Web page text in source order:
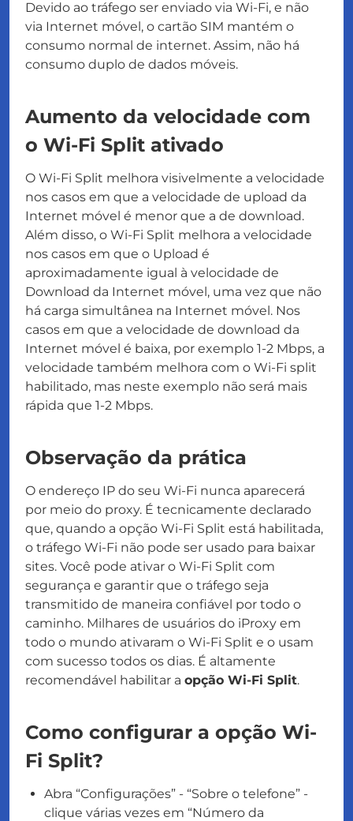
Devido ao tráfego ser enviado via Wi-Fi, e não
via Internet móvel, o cartão SIM mantém o
consumo normal de internet. Assim, não há
consumo duplo de dados móveis.
Aumento da velocidade com
o Wi-Fi Split ativado
O Wi-Fi Split melhora visivelmente a velocidade
nos casos em que a velocidade de upload da
Internet móvel é menor que a de download.
Além disso, o Wi-Fi Split melhora a velocidade
nos casos em que o Upload é
aproximadamente igual à velocidade de
Download da Internet móvel, uma vez que não
há carga simultânea na Internet móvel. Nos
casos em que a velocidade de download da
Internet móvel é baixa, por exemplo 1-2 Mbps, a
velocidade também melhora com o Wi-Fi split
habilitado, mas neste exemplo não será mais
rápida que 1-2 Mbps.
Observação da prática
O endereço IP do seu Wi-Fi nunca aparecerá
por meio do proxy. É tecnicamente declarado
que, quando a opção Wi-Fi Split está habilitada,
o tráfego Wi-Fi não pode ser usado para baixar
sites. Você pode ativar o Wi-Fi Split com
segurança e garantir que o tráfego seja
transmitido de maneira confiável por todo o
caminho. Milhares de usuários do iProxy em
todo o mundo ativaram o Wi-Fi Split e o usam
com sucesso todos os dias. É altamente
recomendável habilitar a opção Wi-Fi Split.
Como configurar a opção Wi-
Fi Split?
Abra “Configurações” - “Sobre o telefone” -
clique várias vezes em “Número da